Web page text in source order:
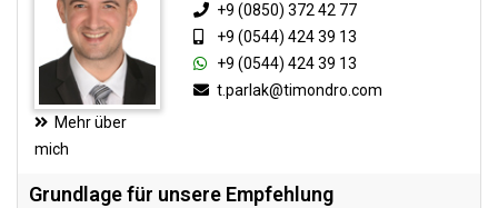
Mehr über
mich
+9 (0850) 372 42 77
+9 (0544) 424 39 13
+9 (0544) 424 39 13
t.parlak@timondro.com
Grundlage für unsere Empfehlung